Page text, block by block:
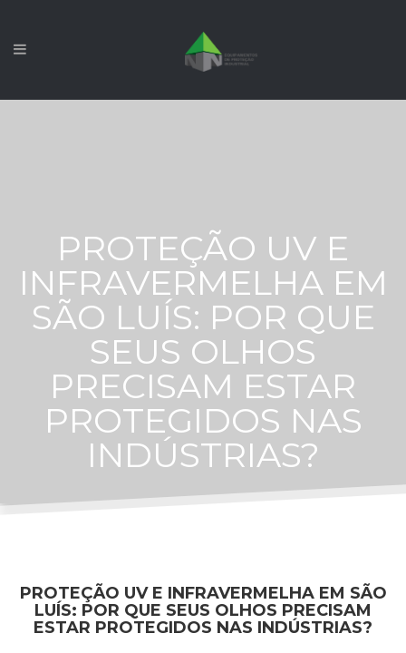
PROTEÇÃO UV E
INFRAVERMELHA EM
SÃO LUÍS: POR QUE
SEUS OLHOS
PRECISAM ESTAR
PROTEGIDOS NAS
INDÚSTRIAS?
PROTEÇÃO UV E INFRAVERMELHA EM SÃO
LUÍS: POR QUE SEUS OLHOS PRECISAM
ESTAR PROTEGIDOS NAS INDÚSTRIAS?